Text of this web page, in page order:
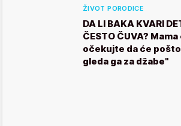
ŽIVOT PORODICE
DA LI BAKA KVARI
ČESTO ČUVA?
očekujte da će
gleda ga za džabe"